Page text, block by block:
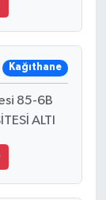
Kağıthane
85-6B
ALTI